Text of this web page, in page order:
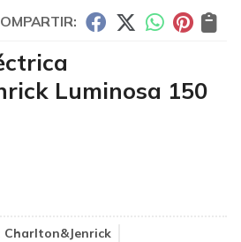
Luminosa 150
Charlton&Jenrick